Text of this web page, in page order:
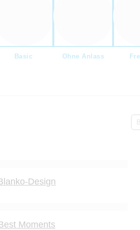
Basic Ohne Anlass
Design
Moments